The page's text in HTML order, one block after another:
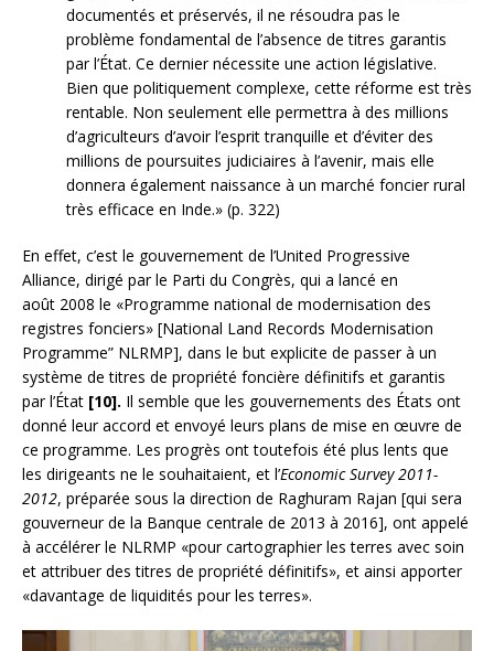
documentés et préservés, il ne résoudra pas le
problème fondamental de l’absence de titres garantis
par l’État. Ce dernier nécessite une action législative.
Bien que politiquement complexe, cette réforme est très
rentable. Non seulement elle permettra à des millions
d’agriculteurs d’avoir l’esprit tranquille et d’éviter des
millions de poursuites judiciaires à l’avenir, mais elle
donnera également naissance à un marché foncier rural
très efficace en Inde.» (p. 322)
En effet, c’est le gouvernement de l’United Progressive
Alliance, dirigé par le Parti du Congrès, qui a lancé en
août 2008 le «Programme national de modernisation des
registres fonciers» [National Land Records Modernisation
Programme” NLRMP], dans le but explicite de passer à un
système de titres de propriété foncière définitifs et garantis
par l’État [10]. Il semble que les gouvernements des États ont
donné leur accord et envoyé leurs plans de mise en œuvre de
ce programme. Les progrès ont toutefois été plus lents que
les dirigeants ne le souhaitaient, et l’Economic Survey 2011-
2012, préparée sous la direction de Raghuram Rajan [qui sera
gouverneur de la Banque centrale de 2013 à 2016], ont appelé
à accélérer le NLRMP «pour cartographier les terres avec soin
et attribuer des titres de propriété définitifs», et ainsi apporter
«davantage de liquidités pour les terres».